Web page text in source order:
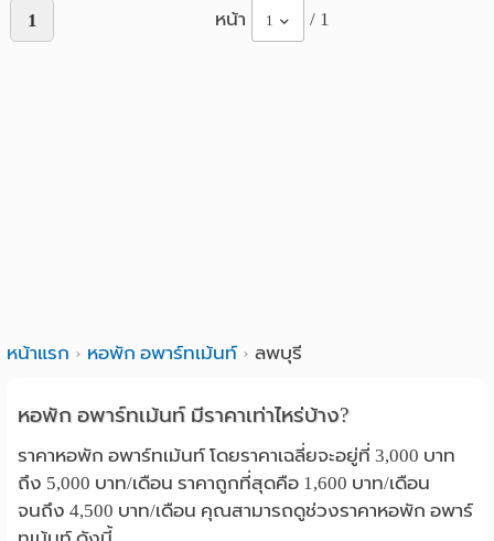
1 หน้า 1 / 1
หน้าแรก หอพัก อพาร์ทเม้นท์ ลพบุรี
หอพัก อพาร์ทเม้นท์ มีราคาเท่าไหร่บ้าง?
ราคาหอพัก อพาร์ทเม้นท์ โดยราคาเฉลี่ยจะอยู่ที่ 3,000 บาท
ถึง 5,000 บาท/เดือน ราคาถูกที่สุดคือ 1,600 บาท/เดือน
จนถึง 4,500 บาท/เดือน คุณสามารถดูช่วงราคาหอพัก อพาร์